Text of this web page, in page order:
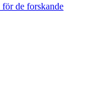
de forskande